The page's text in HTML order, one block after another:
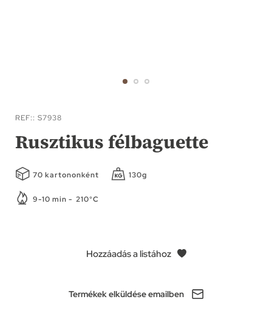
a
képgaléria
elejére
REF: S7938
Rusztikus félbaguette
70 kartononként 130g
9-10 min - 210°C
Hozzáadás a listához
Termékek elküldése emailben